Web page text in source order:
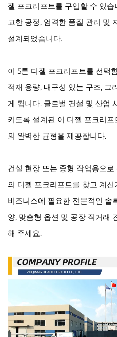
젤 포크리프트를 구입할 수 있
교한 공정, 엄격한 품질 관리 및
설계되었습니다.
이 5톤 디젤 포크리프트를 선택
적재 용량, 내구성 있는 구조, 그
게 됩니다. 글로벌 건설 및 산업
키도록 설계된 이 디젤 포크리
의 완벽한 균형을 제공합니다.
건설 현장 또는 중형 작업용으
의 디젤 포크리프트를 찾고 계
비즈니스에 필요한 전문적인 솔
양, 맞춤형 옵션 및 공장 직거래
해 주세요.